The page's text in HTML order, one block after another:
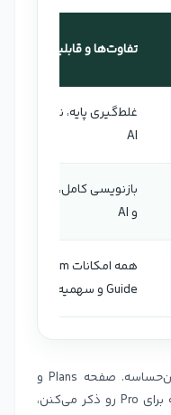
تفاوت‌ها و قابلیت‌های
غلط‌گیری پایه، نمایش
AI
بازنویسی کامل، پیشنهاد
و AI
Guide و سهمیه بیشتر AI
تعداد پرامپت‌های مولد یک داده زمان‌حساسه. صفحه Plans و
راهنمای Pro عدد ۲۰۰۰ پرامپت ماهانه برای Pro رو ذکر می‌کنن،